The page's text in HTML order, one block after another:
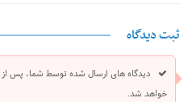
ثبت دیدگاه
دیدگاه های ارسال شده توسط شما، پس
خواهد شد.